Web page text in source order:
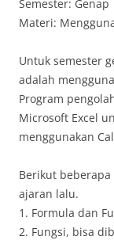
Semester: Genap
Materi:
Untuk semester
adalah
Program
Microsoft Excel
menggunakan
Berikut
ajaran lalu.
1. Formula dan
2. Fungsi, bisa